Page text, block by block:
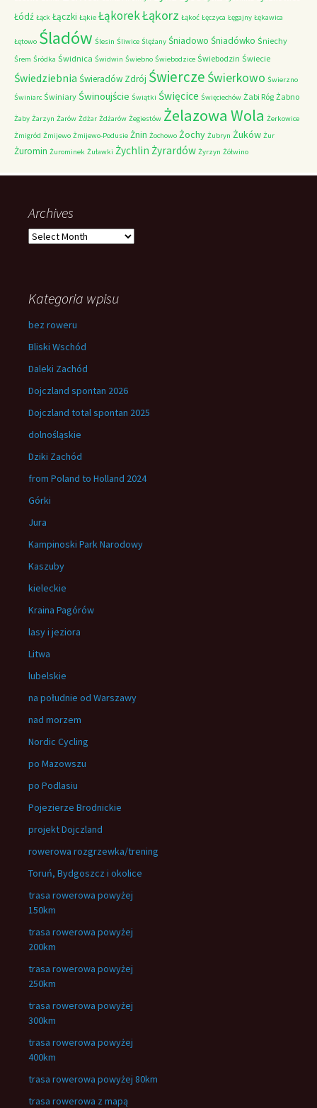
Łódź Łąck Łączki Łąkie ŁąkorekŁąkorz Łąkoć Łęczyca Łęgajny Łękawica
Łętowo Śladów Ślesin Śliwice Ślężany Śniadowo Śniadówko Śniechy
Śrem Śródka Świdnica Świdwin Świebno Świebodzice Świebodzin Świecie
Świedziebnia Świeradów Zdrój Świercze Świerkowo Świerzno
Świniarc Świniary Świnoujście Świątki Święcice Święciechów Żabi Róg Żabno
Żaby Żarzyn Żarów Żdżar Żdżarów Żegiestów Żelazowa Wola Żerkowice
Żmigród Żmijewo Żmijewo-Podusie Żnin Żochowo Żochy Żubryn Żuków Żur
Żuromin Żurominek Żuławki Żychlin Żyrardów Żyrzyn Żółwino
Archives
Archives
Kategoria wpisu
bez roweru
Bliski Wschód
Daleki Zachód
Dojczland spontan 2026
Dojczland total spontan 2025
dolnośląskie
Dziki Zachód
from Poland to Holland 2024
Górki
Jura
Kampinoski Park Narodowy
Kaszuby
kieleckie
Kraina Pagórów
lasy i jeziora
Litwa
lubelskie
na południe od Warszawy
nad morzem
Nordic Cycling
po Mazowszu
po Podlasiu
Pojezierze Brodnickie
projekt Dojczland
rowerowa rozgrzewka/trening
Toruń, Bydgoszcz i okolice
trasa rowerowa powyżej
150km
trasa rowerowa powyżej
200km
trasa rowerowa powyżej
250km
trasa rowerowa powyżej
300km
trasa rowerowa powyżej
400km
trasa rowerowa powyżej 80km
trasa rowerowa z mapą